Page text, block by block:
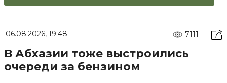
06.08.2026, 19:48 7111
В Абхазии тоже выстроились
очереди за бензином